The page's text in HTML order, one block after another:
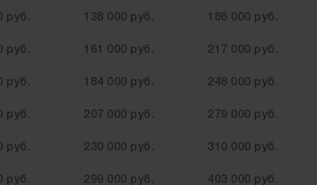
руб. 138 000 руб. 186 000 руб.
руб. 161 000 руб. 217 000 руб.
руб. 184 000 руб. 248 000 руб.
руб. 207 000 руб. 279 000 руб.
руб. 230 000 руб. 310 000 руб.
руб. 299 000 руб. 403 000 руб.